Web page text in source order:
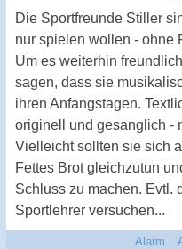
Die Sportfreunde Stiller
nur spielen wollen - ohne
Um es weiterhin
sagen, dass sie
ihren Anfangstagen.
originell und gesanglich -
Vielleicht sollten sie sich
Fettes Brot gleichzutun
Schluss zu machen. Evtl.
Sportlehrer versuchen...
Alarm